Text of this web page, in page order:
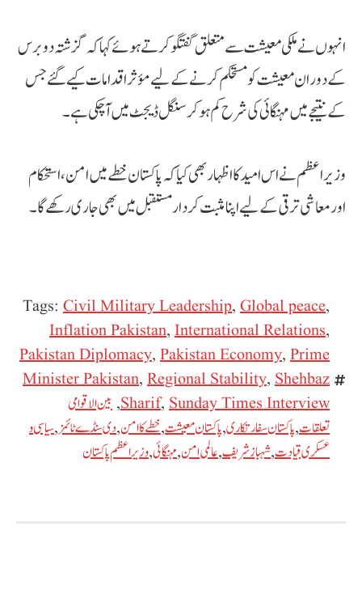
انہوں نے ملکی معیشت سے متعلق گفتگو کرتے ہوئے کہا کہ گزشتہ دو برس
کے دوران معیشت کو مستحکم کرنے کے لیے مؤثر اقدامات کیے گئے جس
کے نتیجے میں مہنگائی کی شرح کم ہو کر سنگل ڈیجٹ میں آ چکی ہے۔
وزیراعظم نے اس امید کا اظہار بھی کیا کہ پاکستان خطے میں امن، استحکام
اور معاشی ترقی کے لیے اپنا مثبت کردار مستقبل میں بھی جاری رکھے گا۔
Tags: Civil Military Leadership, Global peace,
Inflation Pakistan, International Relations,
Pakistan Diplomacy, Pakistan Economy, Prime
Minister Pakistan, Regional Stability, Shehbaz
Sharif, Sunday Times Interview
, بین الاقوامی
تعلقات,پاکستان سفارتکاری,پاکستان معیشت,خطے کا امن,دی سنڈے ٹائمز,سیاسی و
عسکری قیادت,شہباز شریف,عالمی امن,مہنگائی,وزیراعظم پاکستان